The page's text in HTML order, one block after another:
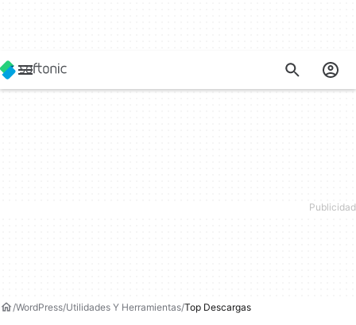
WordPress Utilidades Y Herramientas Top Descargas